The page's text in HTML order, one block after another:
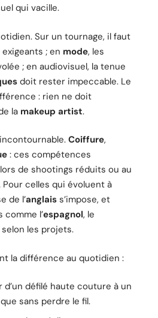
qui vacille.
Sur un tournage, il faut
; en mode, les
; en audiovisuel, la tenue
doit rester impeccable. Le
: rien ne doit
la makeup artist.
Coiffure,
: ces compétences
de shootings réduits ou au
Pour celles qui évoluent à
de l’anglais s’impose, et
comme l’espagnol, le
selon les projets.
la différence au quotidien :
d’un défilé haute couture à un
sans perdre le fil.